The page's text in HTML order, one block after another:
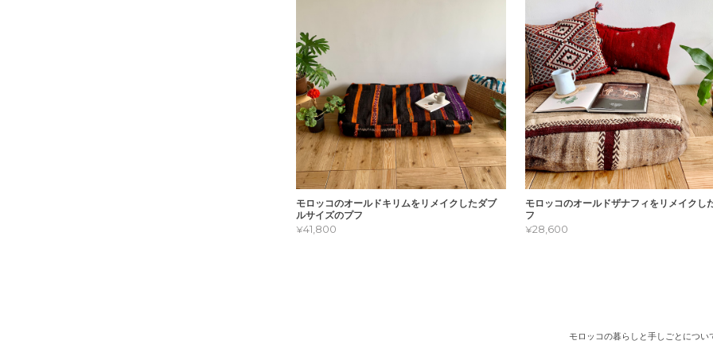
モロッコのオールドキリムをリメイクしたダブ
ルサイズのプフ
¥41,800
モロッコのオールドザナフィをリメイクし
フ
¥28,600
モロッコの暮らしと手しごとについ